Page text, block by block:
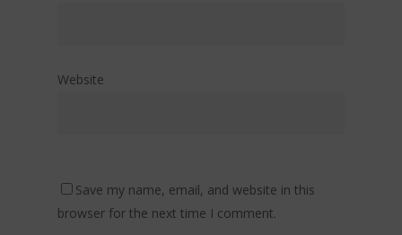
Website
Save my name, email, and website in this
browser for the next time I comment.